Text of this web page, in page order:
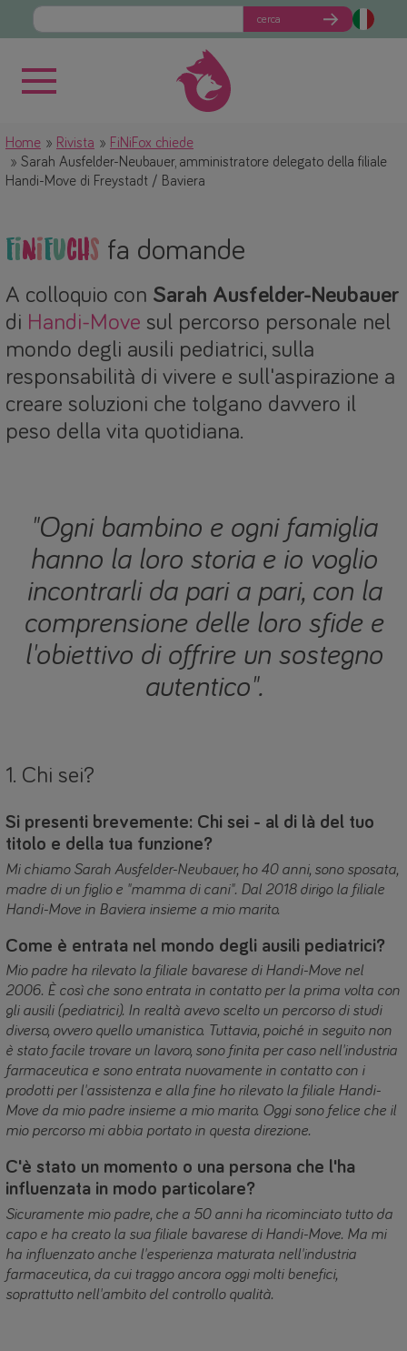
cerca
Home Rivista
FiNiFox chiede
Sarah Ausfelder-Neubauer, amministratore delegato della filiale
Handi-Move di Freystadt / Baviera
FiNiFuchs fa domande
A colloquio con Sarah Ausfelder-Neubauer
di Handi-Move sul percorso personale nel
mondo degli ausili pediatrici, sulla
responsabilità di vivere e sull'aspirazione a
creare soluzioni che tolgano davvero il
peso della vita quotidiana.
"Ogni bambino e ogni famiglia
hanno la loro storia e io voglio
incontrarli da pari a pari, con la
comprensione delle loro sfide e
l'obiettivo di offrire un sostegno
autentico".
1. Chi sei?
Si presenti brevemente: Chi sei - al di là del tuo
titolo e della tua funzione?
Mi chiamo Sarah Ausfelder-Neubauer, ho 40 anni, sono sposata,
madre di un figlio e "mamma di cani". Dal 2018 dirigo la filiale
Handi-Move in Baviera insieme a mio marito.
Come è entrata nel mondo degli ausili pediatrici?
Mio padre ha rilevato la filiale bavarese di Handi-Move nel
2006. È così che sono entrata in contatto per la prima volta con
gli ausili (pediatrici). In realtà avevo scelto un percorso di studi
diverso, ovvero quello umanistico. Tuttavia, poiché in seguito non
è stato facile trovare un lavoro, sono finita per caso nell'industria
farmaceutica e sono entrata nuovamente in contatto con i
prodotti per l'assistenza e alla fine ho rilevato la filiale Handi-
Move da mio padre insieme a mio marito. Oggi sono felice che il
mio percorso mi abbia portato in questa direzione.
C'è stato un momento o una persona che l'ha
influenzata in modo particolare?
Sicuramente mio padre, che a 50 anni ha ricominciato tutto da
capo e ha creato la sua filiale bavarese di Handi-Move. Ma mi
ha influenzato anche l'esperienza maturata nell'industria
farmaceutica, da cui traggo ancora oggi molti benefici,
soprattutto nell'ambito del controllo qualità.